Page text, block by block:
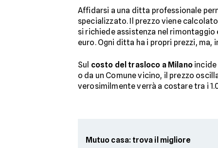
Affidarsi a una ditta professionale
specializzato. Il prezzo viene
si richiede assistenza nel
euro. Ogni ditta ha i propri prezzi,
Sul costo del trasloco a Milanoincide
o da un Comune vicino, il prezzo
verosimilmente verrà a costare tra i
Mutuo casa: trova il migliore